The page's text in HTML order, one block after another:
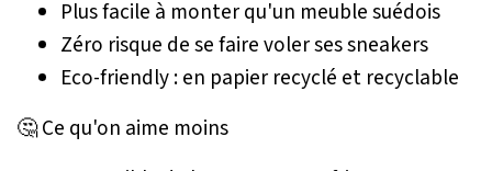
Plus facile à monter qu'un meuble suédois
Zéro risque de se faire voler ses sneakers
Eco-friendly : en papier recyclé et recyclable
🤔 Ce qu'on aime moins